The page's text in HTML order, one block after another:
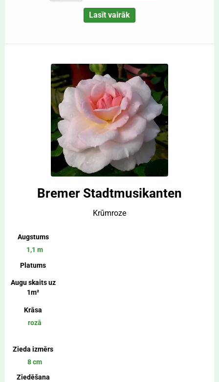
Lasīt vairāk
Bremer Stadtmusikanten
Krūmroze
Augstums
1,1 m
Platums
Augu skaits uz
1m²
Krāsa
rozā
Zieda izmērs
8 cm
Ziedēšana